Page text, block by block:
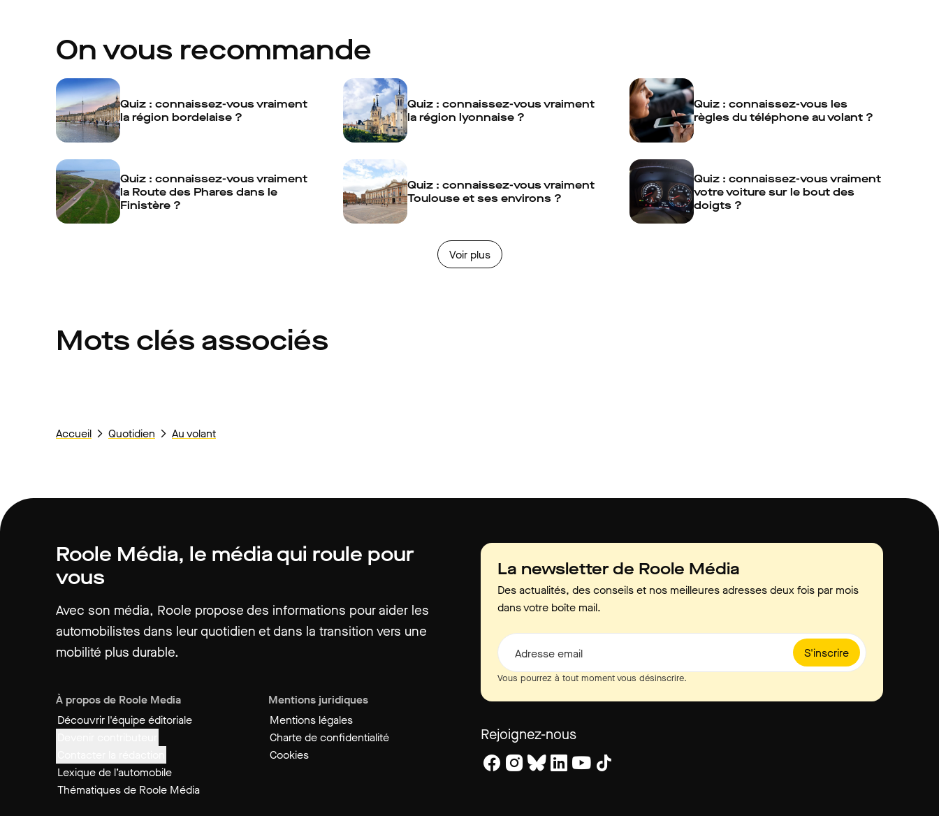
On vous recommande
Quiz : connaissez-vous vraiment
la région bordelaise ?
Quiz : connaissez-vous vraiment
la région lyonnaise ?
Quiz : connaissez-vous les
règles du téléphone au volant ?
Quiz : connaissez-vous vraiment
la Route des Phares dans le
Finistère ?
Quiz : connaissez-vous vraiment
Toulouse et ses environs ?
Quiz : connaissez-vous vraiment
votre voiture sur le bout des
doigts ?
Voir plus
Mots clés associés
Accueil Quotidien Au volant
Roole Média, le média qui roule pour
vous
Avec son média, Roole propose des informations pour aider les
automobilistes dans leur quotidien et dans la transition vers une
mobilité plus durable.
À propos de Roole Media
Découvrir l'équipe éditoriale
Lexique de l’automobile
Thématiques de Roole Média
Mentions juridiques
Mentions légales
Charte de confidentialité
Cookies
La newsletter de Roole Média
Des actualités, des conseils et nos meilleures adresses deux fois par mois
dans votre boîte mail.
S'inscrire
Adresse email
Vous pourrez à tout moment vous désinscrire.
Rejoignez-nous